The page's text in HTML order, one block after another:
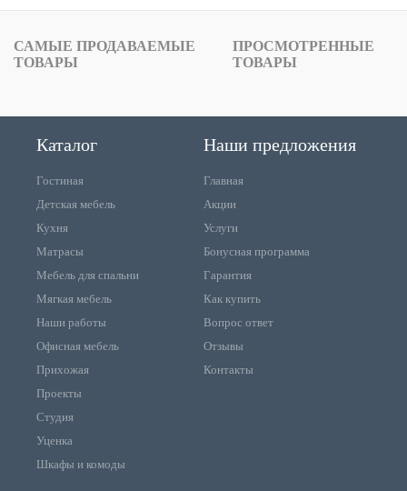
САМЫЕ ПРОДАВАЕМЫЕ
ТОВАРЫ
ПРОСМОТРЕННЫЕ
ТОВАРЫ
Каталог
Гостиная
Детская мебель
Кухня
Матрасы
Мебель для спальни
Мягкая мебель
Наши работы
Офисная мебель
Прихожая
Проекты
Студия
Уценка
Шкафы и комоды
Наши предложения
Главная
Акции
Услуги
Бонусная программа
Гарантия
Как купить
Вопрос ответ
Отзывы
Контакты